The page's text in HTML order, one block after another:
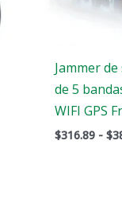
Jammer
de 5
WIFI GPS
$316.89 - $